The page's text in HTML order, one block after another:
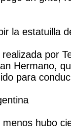
la estatuilla
por
Hermano,
para
hubo